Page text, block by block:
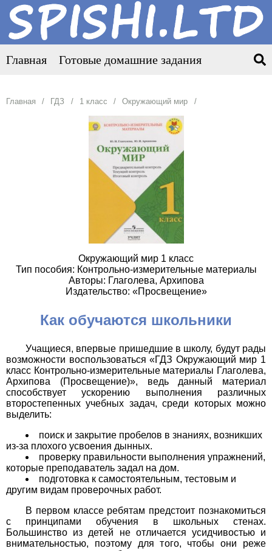
Главная Готовые домашние задания
Главная ГДЗ 1 класс Окружающий мир
Окружающий мир 1 класс
Тип пособия: Контрольно-измерительные материалы
Авторы: Глаголева, Архипова
Издательство: «Просвещение»
Как обучаются школьники
Учащиеся, впервые пришедшие в школу, будут рады
возможности воспользоваться «ГДЗ Окружающий мир 1
класс Контрольно-измерительные материалы Глаголева,
Архипова (Просвещение)», ведь данный материал
способствует ускорению выполнения различных
второстепенных учебных задач, среди которых можно
выделить:
поиск и закрытие пробелов в знаниях, возникших
из-за плохого усвоения дынных.
проверку правильности выполнения упражнений,
которые преподаватель задал на дом.
подготовка к самостоятельным, тестовым и
другим видам проверочных работ.
В первом классе ребятам предстоит познакомиться
с принципами обучения в школьных стенах.
Большинство из детей не отличается усидчивостью и
внимательностью, поэтому для того, чтобы они реже